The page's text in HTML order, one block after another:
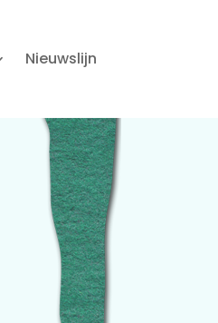
Nieuwslijn